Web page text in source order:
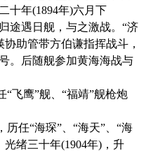
十年(1894年)六月下
途遇日舰，与之激战。“济
助管带方伯谦指挥战斗，
。后随舰参加黄海海战与
“飞鹰”舰、“福靖”舰枪炮
历任“海琛”、“海天”、“海
绪三十年(1904年)，升